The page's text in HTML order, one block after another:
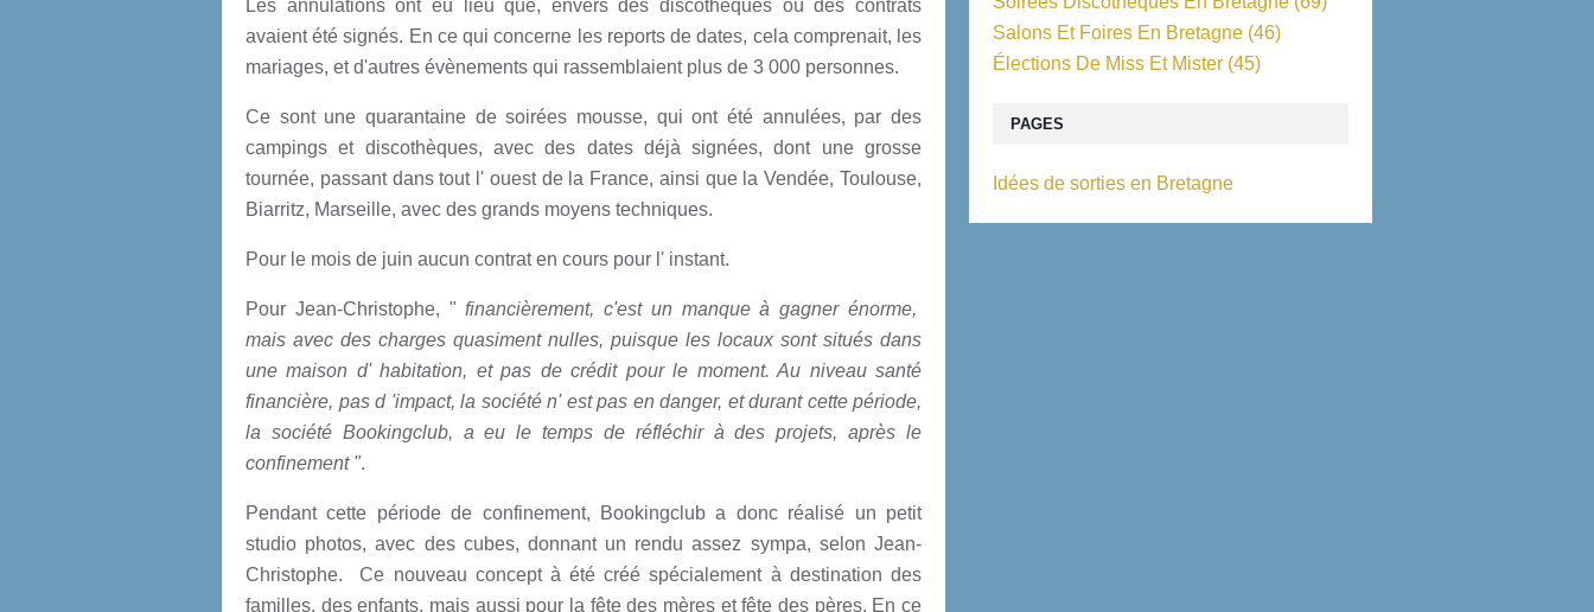
Les annulations ont eu lieu que, envers des discothèques où des contrats
avaient été signés. En ce qui concerne les reports de dates, cela comprenait, les
mariages, et d'autres évènements qui rassemblaient plus de 3 000 personnes.
Ce sont une quarantaine de soirées mousse, qui ont été annulées, par des
campings et discothèques, avec des dates déjà signées, dont une grosse
tournée, passant dans tout l' ouest de la France, ainsi que la Vendée, Toulouse,
Biarritz, Marseille, avec des grands moyens techniques.
Pour le mois de juin aucun contrat en cours pour l' instant.
Pour Jean-Christophe, "financièrement, c'est un manque à gagner énorme,
mais avec des charges quasiment nulles, puisque les locaux sont situés dans
une maison d' habitation, et pas de crédit pour le moment. Au niveau santé
financière, pas d 'impact, la société n' est pas en danger, et durant cette période,
la société Bookingclub, a eu le temps de réfléchir à des projets, après le
confinement ".
Pendant cette période de confinement, Bookingclub a donc réalisé un petit
studio photos, avec des cubes, donnant un rendu assez sympa, selon Jean-
Christophe. Ce nouveau concept à été créé spécialement à destination des
familles, des enfants, mais aussi pour la fête des mères et fête des pères, En ce
PAGES
Idées de sorties en Bretagne
Salons Et Foires En Bretagne (46)
Élections De Miss Et Mister (45)